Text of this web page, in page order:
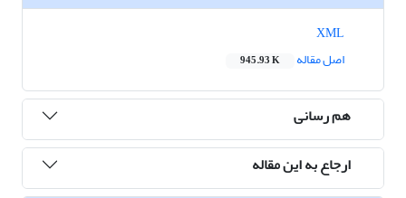
اصل مقاله
945.93 K
هم رسانی
ارجاع به این مقاله